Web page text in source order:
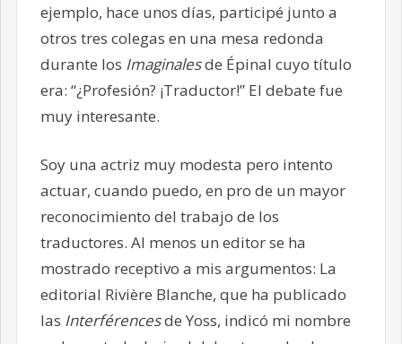
ejemplo, hace unos días, participé junto a
otros tres colegas en una mesa redonda
durante los Imaginalesde Épinal cuyo título
era: “¿Profesión? ¡Traductor!” El debate fue
muy interesante.
Soy una actriz muy modesta pero intento
actuar, cuando puedo, en pro de un mayor
reconocimiento del trabajo de los
traductores. Al menos un editor se ha
mostrado receptivo a mis argumentos: La
editorial Rivière Blanche, que ha publicado
las Interférencesde Yoss, indicó mi nombre